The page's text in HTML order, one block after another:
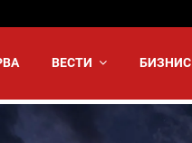
ВЕСТИ БИЗНИС